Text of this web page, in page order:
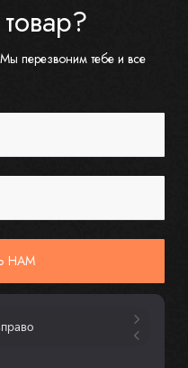
перезвоним тебе и все
НАМ